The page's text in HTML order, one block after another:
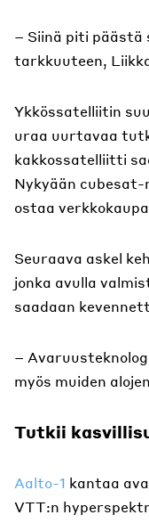
– Siinä piti päästä
tarkkuuteen,
Ykkössatelliitin
uraa uurtavaa
kakkossatelliitti
Nykyään
ostaa
Seuraava askel
jonka avulla
saadaan
–
myös muiden
Tutkii
Aalto-1 kantaa
VTT:n